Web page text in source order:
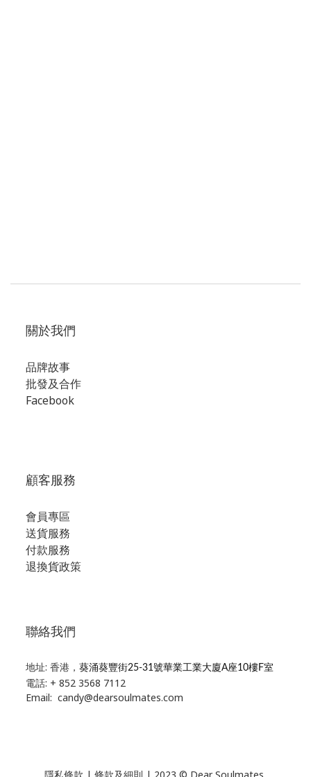
關於我們
品牌故事
批發及合作
Facebook
顧客服務
會員專區
送貨服務
付款服務
退換貨政策
聯絡我們
地址: 香港， 葵涌葵豐街25-31號華業工業大廈A座10樓F室
電話: + 852 3568 7112
Email: candy@dearsoulmates.com